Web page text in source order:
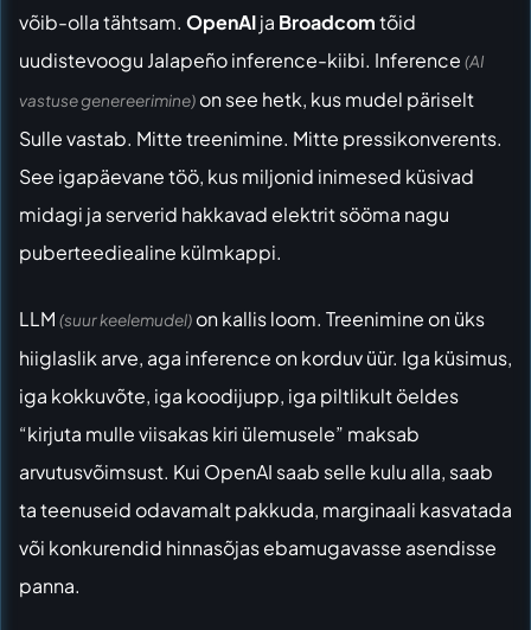
võib-olla tähtsam. OpenAIja Broadcomtõid
uudistevoogu Jalapeño inference-kiibi. Inference (AI
vastuse genereerimine) on see hetk, kus mudel päriselt
Sulle vastab. Mitte treenimine. Mitte pressikonverents.
See igapäevane töö, kus miljonid inimesed küsivad
midagi ja serverid hakkavad elektrit sööma nagu
puberteediealine külmkappi.
LLM (suur keelemudel) on kallis loom. Treenimine on üks
hiiglaslik arve, aga inference on korduv üür. Iga küsimus,
iga kokkuvõte, iga koodijupp, iga piltlikult öeldes
“kirjuta mulle viisakas kiri ülemusele” maksab
arvutusvõimsust. Kui OpenAI saab selle kulu alla, saab
ta teenuseid odavamalt pakkuda, marginaali kasvatada
või konkurendid hinnasõjas ebamugavasse asendisse
panna.